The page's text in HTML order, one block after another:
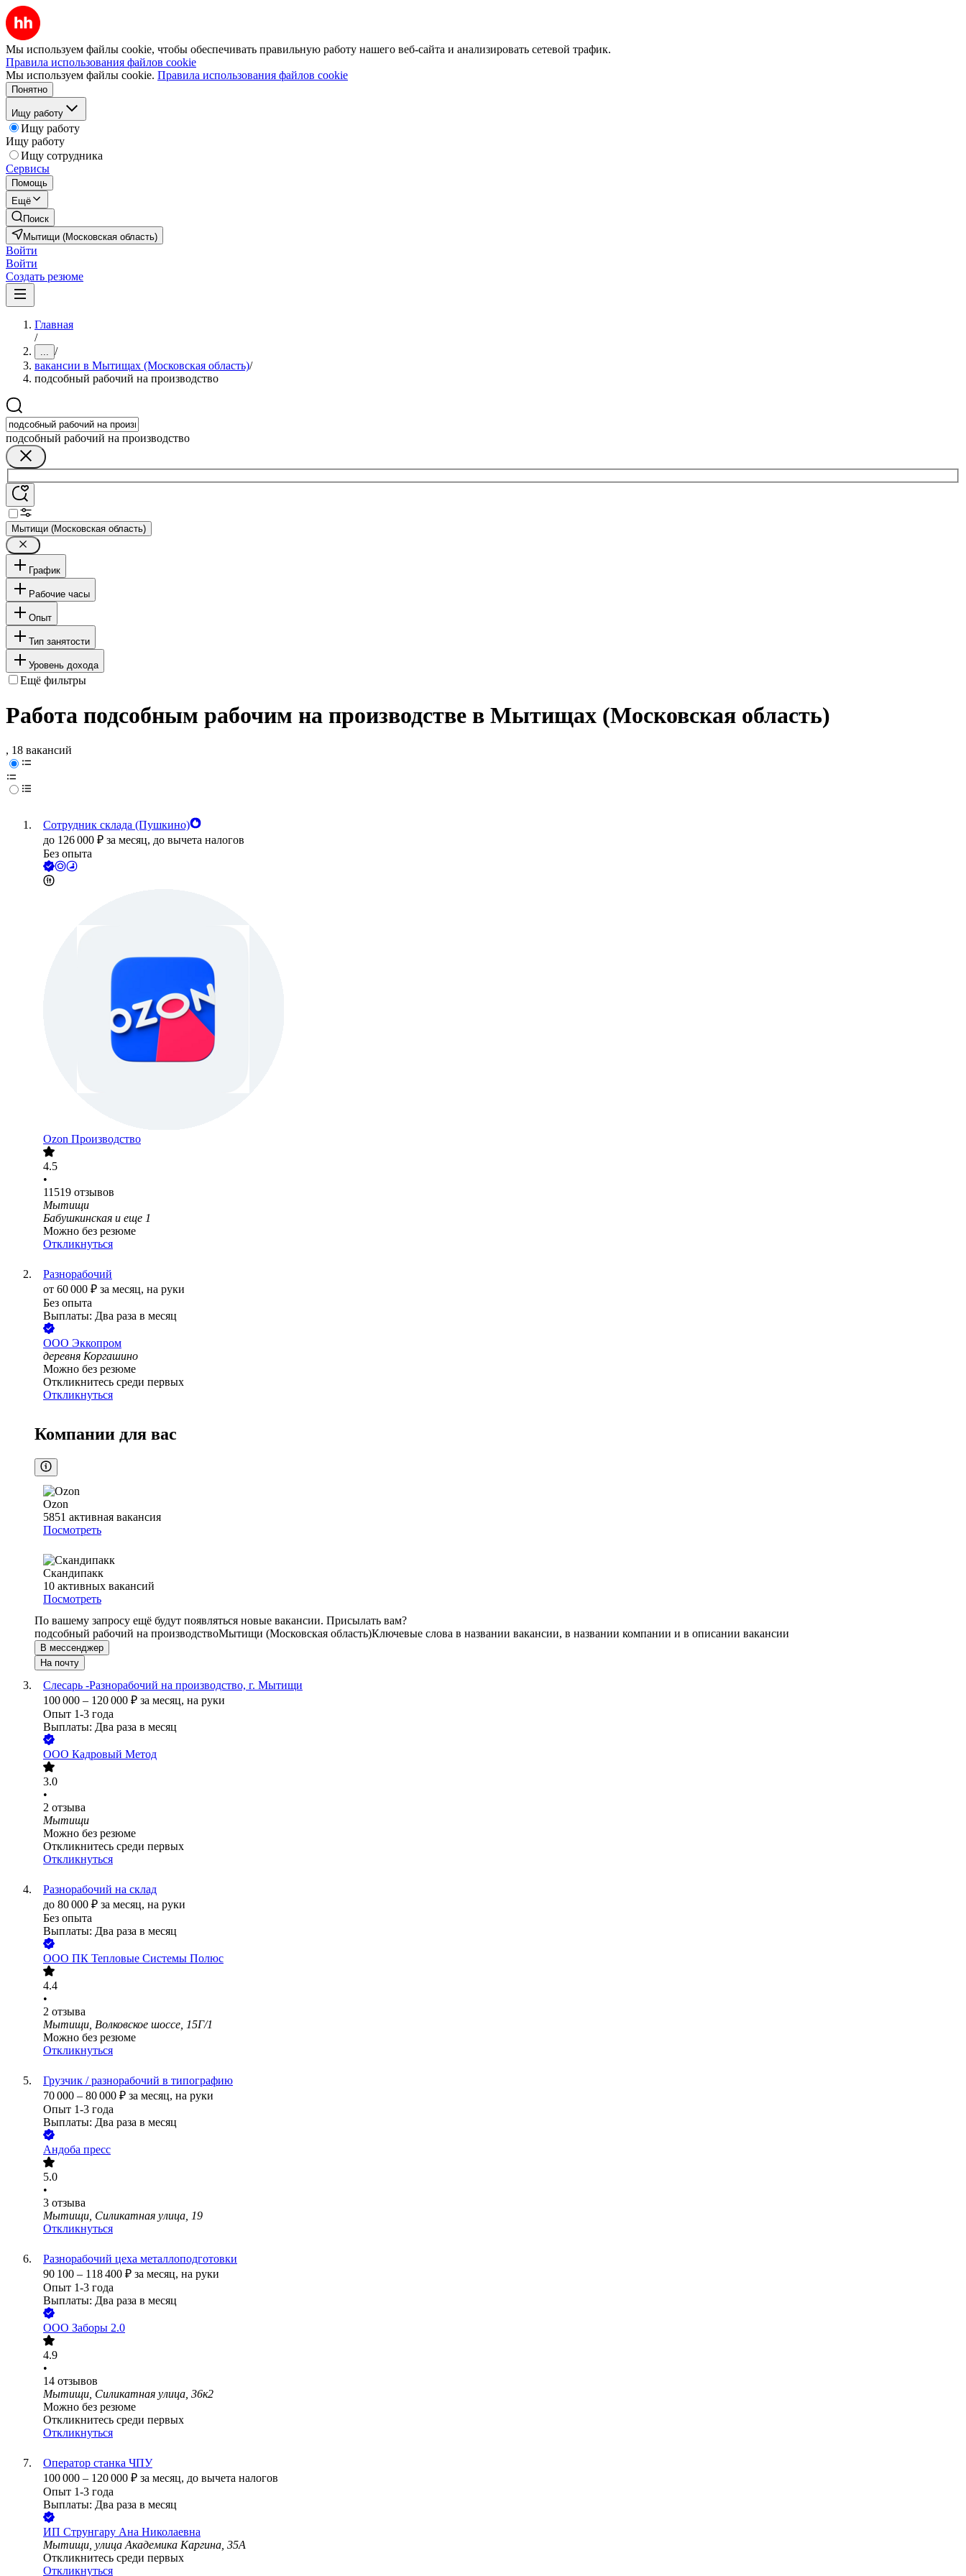
Мы используем файлы cookie, чтобы обеспечивать правильную работу нашего веб-сайта и анализировать сетевой трафик.
Правила использования файлов cookie
Мы используем файлы cookie. Правила использования файлов cookie
Понятно
Ищу работу
Ищу работу
Ищу работу
Ищу сотрудника
Сервисы
Помощь
Ещё
Поиск
Мытищи (Московская область)
Войти
Войти
Создать резюме
Главная
/
... /
вакансии в Мытищах (Московская область)/
подсобный рабочий на производство
подсобный рабочий на производство
Мытищи (Московская область)
График
Рабочие часы
Опыт
Тип занятости
Уровень дохода
Ещё фильтры
Работа подсобным рабочим на производстве в Мытищах (Московская область)
, 18 вакансий
Сотрудник склада (Пушкино)
до 126 000 ₽ за месяц, до вычета налогов
Без опыта
Ozon Производство
4.5
•
11519 отзывов
Мытищи
Бабушкинская и еще 1
Можно без резюме
Откликнуться
Разнорабочий
от 60 000 ₽ за месяц, на руки
Без опыта
Выплаты: Два раза в месяц
ООО Эккопром
деревня Коргашино
Можно без резюме
Откликнитесь среди первых
Откликнуться
Компании для вас
Ozon
5851 активная вакансия
Посмотреть
Скандипакк
10 активных вакансий
Посмотреть
По вашему запросу ещё будут появляться новые вакансии. Присылать вам?
подсобный рабочий на производствоМытищи (Московская область)Ключевые слова в названии вакансии, в названии компании и в описании вакансии
В мессенджер
На почту
Слесарь -Разнорабочий на производство, г. Мытищи
100 000 – 120 000 ₽ за месяц, на руки
Опыт 1-3 года
Выплаты: Два раза в месяц
ООО Кадровый Метод
3.0
•
2 отзыва
Мытищи
Можно без резюме
Откликнитесь среди первых
Откликнуться
Разнорабочий на склад
до 80 000 ₽ за месяц, на руки
Без опыта
Выплаты: Два раза в месяц
ООО ПК Тепловые Системы Полюс
4.4
•
2 отзыва
Мытищи, Волковское шоссе, 15Г/1
Можно без резюме
Откликнуться
Грузчик / разнорабочий в типографию
70 000 – 80 000 ₽ за месяц, на руки
Опыт 1-3 года
Выплаты: Два раза в месяц
Андоба пресс
5.0
•
3 отзыва
Мытищи, Силикатная улица, 19
Откликнуться
Разнорабочий цеха металлоподготовки
90 100 – 118 400 ₽ за месяц, на руки
Опыт 1-3 года
Выплаты: Два раза в месяц
ООО Заборы 2.0
4.9
•
14 отзывов
Мытищи, Силикатная улица, 36к2
Можно без резюме
Откликнитесь среди первых
Откликнуться
Оператор станка ЧПУ
100 000 – 120 000 ₽ за месяц, до вычета налогов
Опыт 1-3 года
Выплаты: Два раза в месяц
ИП Струнгару Ана Николаевна
Мытищи, улица Академика Каргина, 35А
Откликнитесь среди первых
Откликнуться